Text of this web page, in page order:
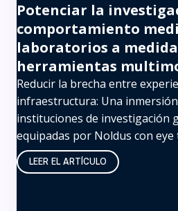
Potenciar la
comportamiento
laboratorios a
herramientas
Reducir la brecha entre
infraestructura: Una
instituciones de investigación
equipadas por Noldus con
LEER EL ARTÍCULO